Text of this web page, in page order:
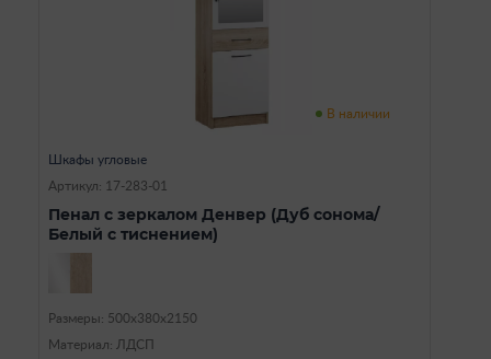
В наличии
Шкафы угловые
Артикул: 17-283-01
Пенал с зеркалом Денвер (Дуб сонома/
Белый с тиснением)
Размеры: 500х380х2150
Материал: ЛДСП